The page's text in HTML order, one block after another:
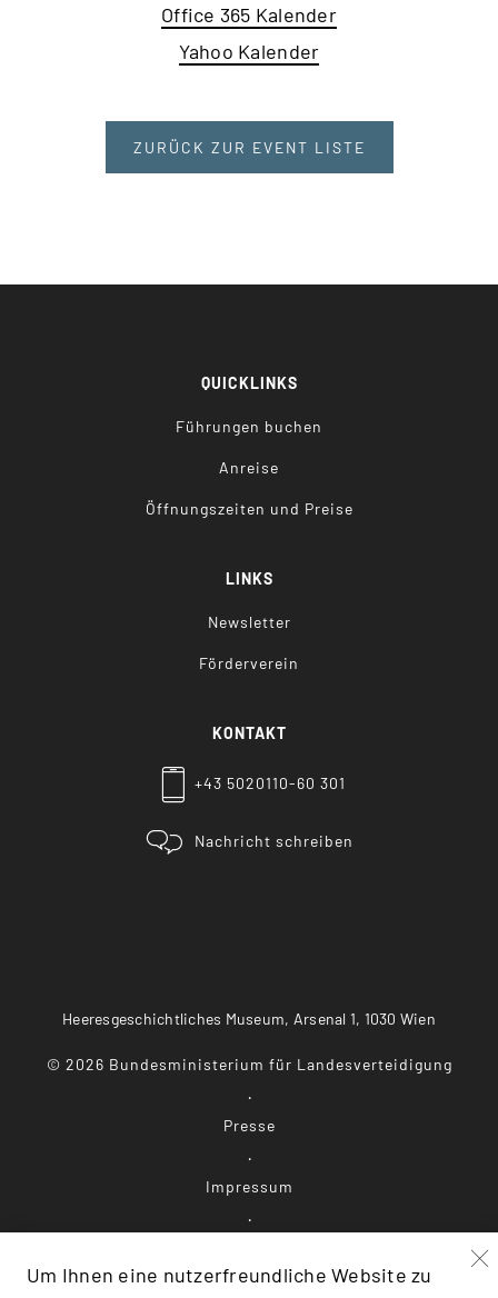
Office 365 Kalender
Yahoo Kalender
ZURÜCK ZUR EVENT LISTE
QUICKLINKS
Führungen buchen
Anreise
Öffnungszeiten und Preise
LINKS
Newsletter
Förderverein
KONTAKT
+43 5020110-60 301
Nachricht schreiben
Heeresgeschichtliches Museum, Arsenal 1, 1030 Wien
© 2026 Bundesministerium für Landesverteidigung
Presse
Impressum
Um Ihnen eine nutzerfreundliche Website zu